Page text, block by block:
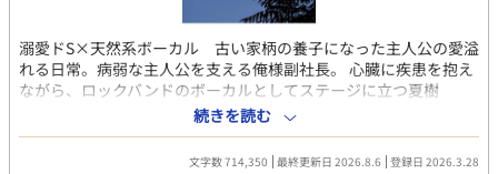
溺愛ドS×天然系ボーカル 古い家柄の養子になった主人公の愛溢
れる日常。病弱な主人公を支える俺様副社長。 心臓に疾患を抱え
ながら、ロックバンドのボーカルとしてステージに立つ夏樹
(23）。彼を溺愛するのは、年上で俺様な副社長・黒崎圭一(38)。
夏樹は養子として古い家柄の黒崎家に迎えられ、音楽と経営、二
つの人生の狭間で揺れていた。それでも黒崎は、束縛と独占欲を
続きを読む
文字数 714,350 最終更新日 2026.8.6 登録日 2026.3.28